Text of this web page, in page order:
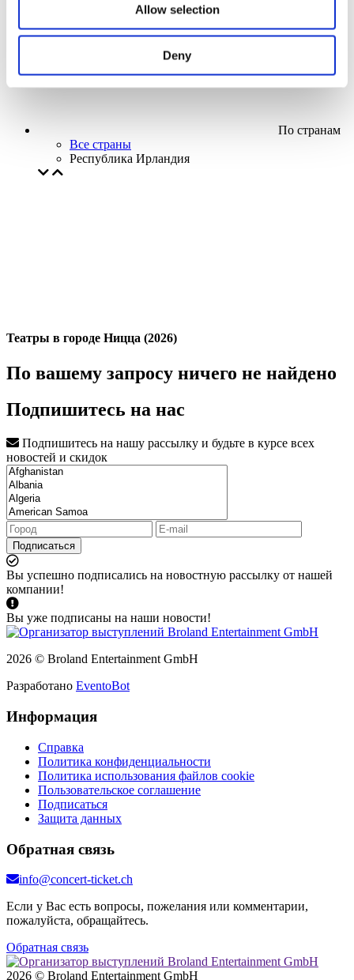
Allow selection
Deny
По странам
Все страны
Республика Ирландия
Театры в городе Ницца (2026)
По вашему запросу ничего не найдено
Подпишитесь на нас
Подпишитесь на нашу рассылку и будьте в курсе всех
новостей и скидок
Подписаться
Вы успешно подписались на новостную рассылку от нашей
компании!
Вы уже подписаны на наши новости!
2026 © Broland Entertainment GmbH
Разработано EventoBot
Информация
Справка
Политика конфиденциальности
Политика использования файлов cookie
Пользовательское соглашение
Подписаться
Защита данных
Обратная связь
info@concert-ticket.ch
Если у Вас есть вопросы, пожелания или комментарии,
пожалуйста, обращайтесь.
Обратная связь
2026 © Broland Entertainment GmbH